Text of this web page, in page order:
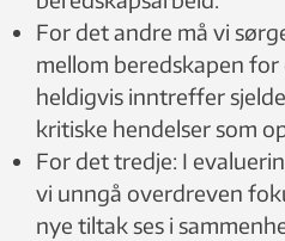
For det andre må vi
mellom beredskapen for
heldigvis inntreffer
kritiske hendelser som
For det tredje: I
vi unngå overdreven
nye tiltak ses i